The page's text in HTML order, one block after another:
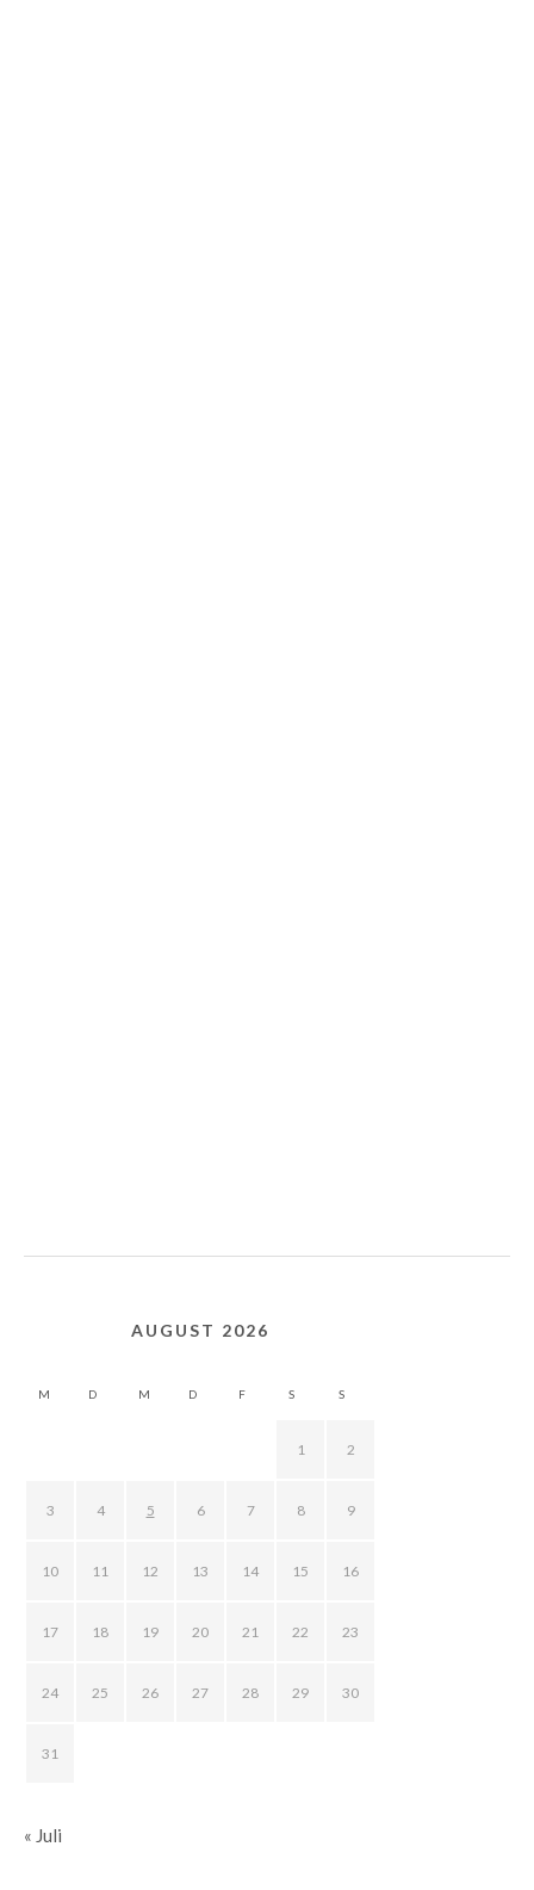
AUGUST 2026
M D M D F S S
1 2
3 4 5 6 7 8 9
10 11 12 13 14 15 16
17 18 19 20 21 22 23
24 25 26 27 28 29 30
31
« Juli